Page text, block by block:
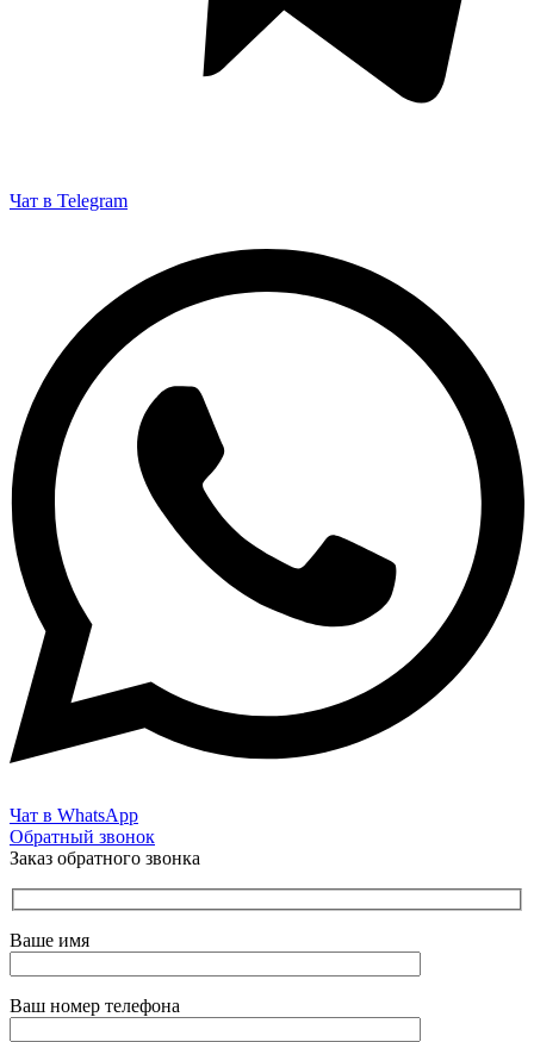
Чат в Telegram
Чат в WhatsApp
Обратный звонок
Заказ обратного звонка
Ваше имя
Ваш номер телефона